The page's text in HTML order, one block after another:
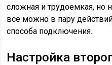
сложная и трудоемкая, но
все можно в пару
способа подключения.
Настройка